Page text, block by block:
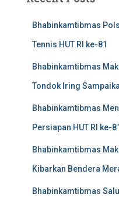
Bhabinkamtibmas
Tennis HUT RI ke-81
Bhabinkamtibmas
Tondok Iring
Bhabinkamtibmas
Persiapan HUT RI ke-
Bhabinkamtibmas
Kibarkan Bendera
Bhabinkamtibmas